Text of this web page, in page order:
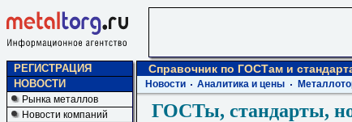
РЕГИСТРАЦИЯ
НОВОСТИ
Рынка металлов
Новости компаний
Справочник по ГОСТам и
Новости Аналитика и цены
ГОСТы, стандарты,